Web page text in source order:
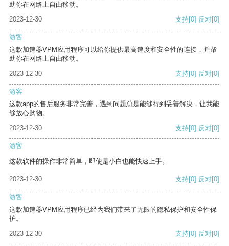
助你在网络上自由移动。
2023-12-30
支持[0] 反对[0]
游客
这款加速器VPM应用程序可以给你提供最高速度和安全性的连接，并帮
助你在网络上自由移动。
2023-12-30
支持[0] 反对[0]
游客
这款app的售后服务非常完善，遇到问题总是能够得到妥善解决，让我能
够放心购物。
2023-12-30
支持[0] 反对[0]
游客
这款软件的操作非常简单，即使是小白也能快速上手。
2023-12-30 支持[0] 反对[0]
游客
这款加速器VPM应用程序已经为我们带来了无限的隐私保护和安全性保
护。
2023-12-30
支持[0] 反对[0]